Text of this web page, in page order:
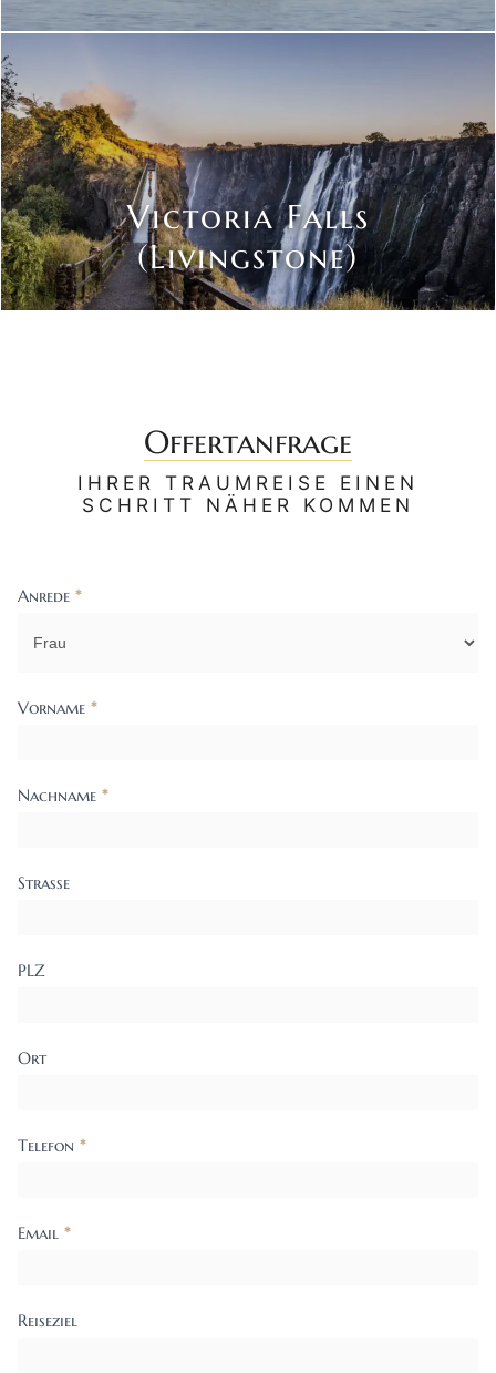
Victoria Falls
(Livingstone)
Offertanfrage
IHRER TRAUMREISE EINEN
SCHRITT NÄHER KOMMEN
Contact
Anrede *
Vorname *
Nachname *
Strasse
PLZ
Ort
Telefon *
Email *
Reiseziel